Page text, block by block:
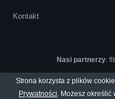
Strona korzysta z plików
Prywatności. Możesz
Kontakt
Nasi partnerzy: